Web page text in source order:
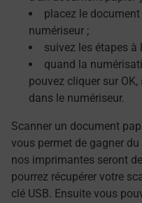
placez le
numériseur ;
suivez les étapes à
quand la
pouvez cliquer sur
dans le numériseur.
Scanner un document
vous permet de gagner
nos imprimantes seront
pourrez récupérer votre
clé USB. Ensuite vous